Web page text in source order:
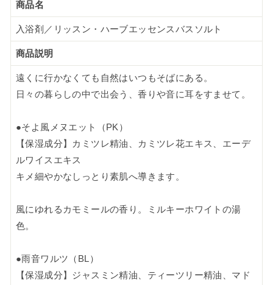
商品名
入浴剤／リッスン・ハーブエッセンスバスソルト
商品説明
遠くに行かなくても自然はいつもそばにある。
日々の暮らしの中で出会う、香りや音に耳をすませて。
●そよ風メヌエット（PK）
【保湿成分】カミツレ精油、カミツレ花エキス、エーデ
ルワイスエキス
キメ細やかなしっとり素肌へ導きます。
風にゆれるカモミールの香り。ミルキーホワイトの湯
色。
●雨音ワルツ（BL）
【保湿成分】ジャスミン精油、ティーツリー精油、マド